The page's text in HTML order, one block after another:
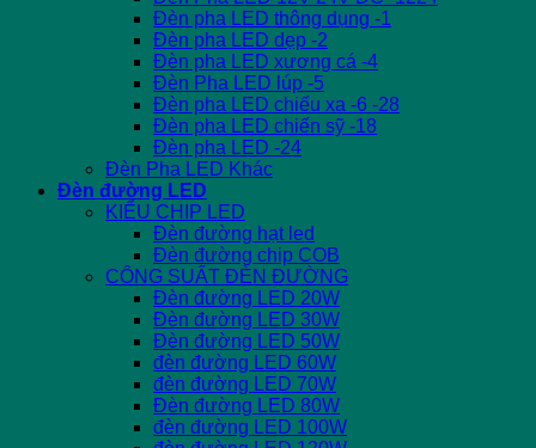
Đèn pha LED thông dụng -1
Đèn pha LED dẹp -2
Đèn pha LED xương cá -4
Đèn Pha LED lúp -5
Đèn pha LED chiếu xa -6 -28
Đèn pha LED chiến sỹ -18
Đèn pha LED -24
Đèn Pha LED Khác
Đèn đường LED
KIỂU CHIP LED
Đèn đường hạt led
Đèn đường chip COB
CÔNG SUẤT ĐÈN ĐƯỜNG
Đèn đường LED 20W
Đèn đường LED 30W
Đèn đường LED 50W
đèn đường LED 60W
đèn đường LED 70W
Đèn đường LED 80W
đèn đường LED 100W